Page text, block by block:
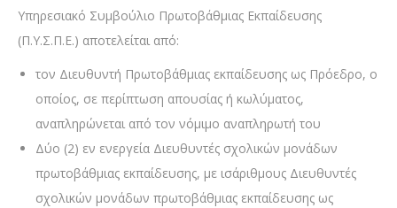
Υπηρεσιακό Συμβούλιο Πρωτοβάθμιας Εκπαίδευσης
(Π.Υ.Σ.Π.Ε.) αποτελείται από:
τον Διευθυντή Πρωτοβάθμιας εκπαίδευσης ως Πρόεδρο, ο
οποίος, σε περίπτωση απουσίας ή κωλύματος,
αναπληρώνεται από τον νόμιμο αναπληρωτή του
Δύο (2) εν ενεργεία Διευθυντές σχολικών μονάδων
πρωτοβάθμιας εκπαίδευσης, με ισάριθμους Διευθυντές
σχολικών μονάδων πρωτοβάθμιας εκπαίδευσης ως